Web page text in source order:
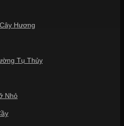
Hương
Tụ Thủy
Nhỏ